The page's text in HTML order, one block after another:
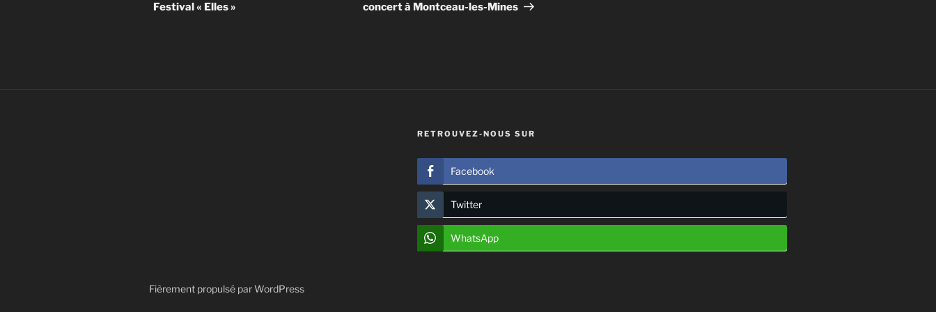
l’article
Festival « Elles »
concert à Montceau-les-Mines
RETROUVEZ-NOUS SUR
Facebook
Twitter
WhatsApp
Fièrement propulsé par WordPress